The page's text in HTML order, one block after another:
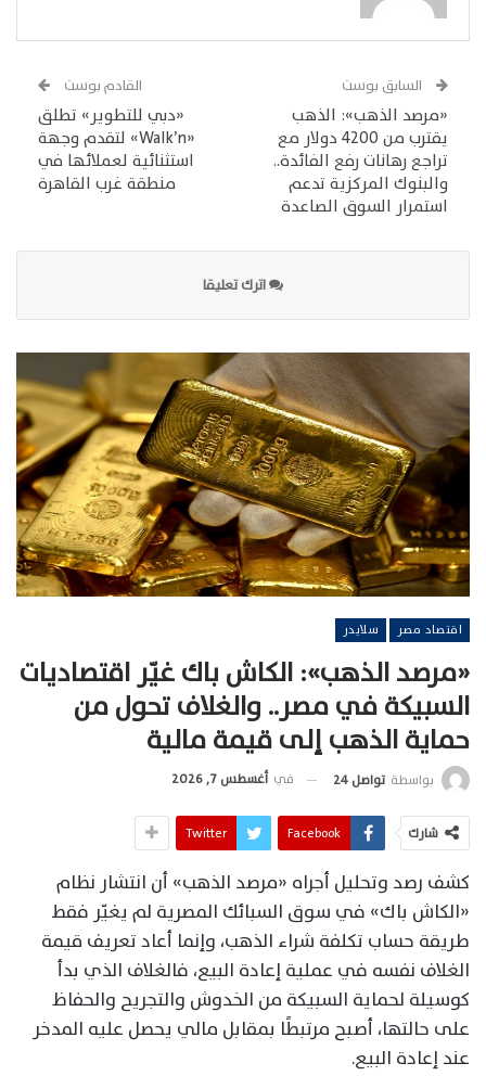
السابق بوست
«مرصد الذهب»: الذهب
يقترب من 4200 دولار مع
تراجع رهانات رفع الفائدة..
والبنوك المركزية تدعم
استمرار السوق الصاعدة
القادم بوست
«دبي للتطوير» تطلق
«Walk’n» لتقدم وجهة
استثنائية لعملائها في
منطقة غرب القاهرة
اترك تعليقا
اقتصاد مصر سلايدر
«مرصد الذهب»: الكاش باك غيّر اقتصاديات
السبيكة في مصر.. والغلاف تحول من
حماية الذهب إلى قيمة مالية
بواسطة تواصل 24 في أغسطس 7, 2026
شارك Facebook
Twitter
كشف رصد وتحليل أجراه «مرصد الذهب» أن انتشار نظام
«الكاش باك» في سوق السبائك المصرية لم يغيّر فقط
طريقة حساب تكلفة شراء الذهب، وإنما أعاد تعريف قيمة
الغلاف نفسه في عملية إعادة البيع، فالغلاف الذي بدأ
كوسيلة لحماية السبيكة من الخدوش والتجريح والحفاظ
على حالتها، أصبح مرتبطًا بمقابل مالي يحصل عليه المدخر
عند إعادة البيع.